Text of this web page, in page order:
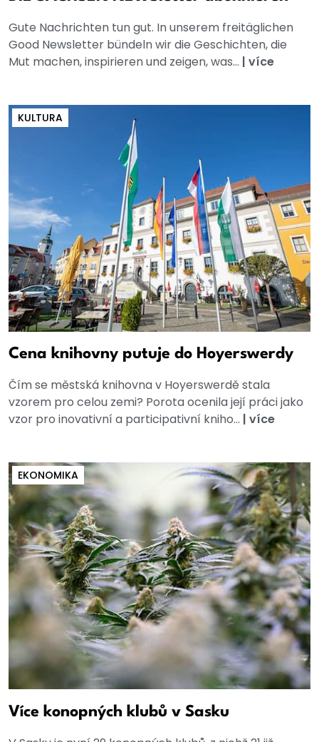
Gute Nachrichten tun gut. In unserem freitäglichen
Good Newsletter bündeln wir die Geschichten, die
Mut machen, inspirieren und zeigen, was... | více
KULTURA
Cena knihovny putuje do Hoyerswerdy
Čím se městská knihovna v Hoyerswerdě stala
vzorem pro celou zemi? Porota ocenila její práci jako
vzor pro inovativní a participativní kniho... | více
EKONOMIKA
Více konopných klubů v Sasku